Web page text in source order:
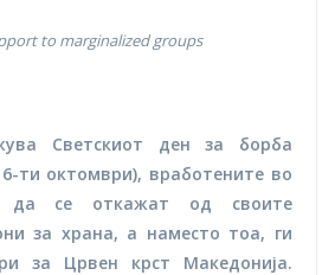
to marginalized groups
Светскиот ден за борба
ти октомври), вработените во
да се откажат од своите
за храна, а наместо тоа, ги
за Црвен крст Македонија.